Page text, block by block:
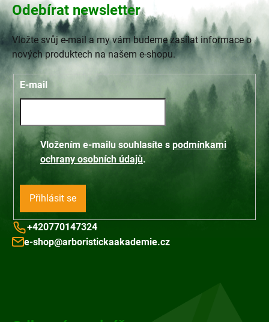
Odebírat newsletter
Vložte svůj e-mail a my vám budeme zasílat informace o
nových produktech na našem e-shopu.
E-mail
Vložením e-mailu souhlasíte s podmínkami
ochrany osobních údajů.
Přihlásit se
+420770147324
e-shop@arboristickaakademie.cz